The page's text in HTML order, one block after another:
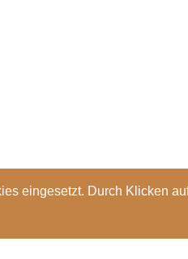
eingesetzt. Durch Klicken